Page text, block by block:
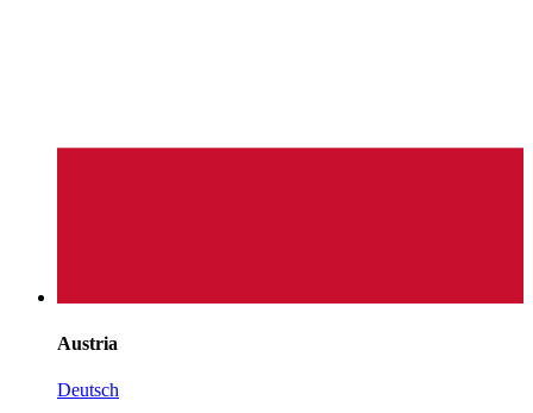
Austria
Deutsch